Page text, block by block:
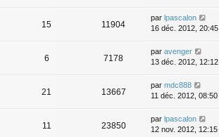
15 11904
par lpascalon
16 déc. 2012, 20:45
6 7178
par avenger
13 déc. 2012, 12:12
21 13667
par mdc888
11 déc. 2012, 08:50
11 23850
par lpascalon
12 nov. 2012, 12:15